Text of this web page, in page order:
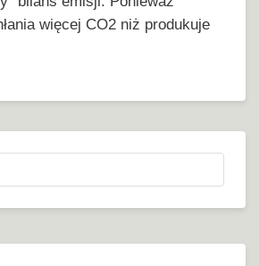
więcej CO2 niż produkuje